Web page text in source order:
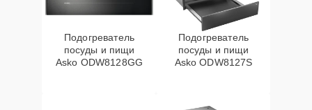
Подогреватель
посуды и пищи
Asko ODW8128GG
Подогреватель
посуды и пищи
Asko ODW8127S